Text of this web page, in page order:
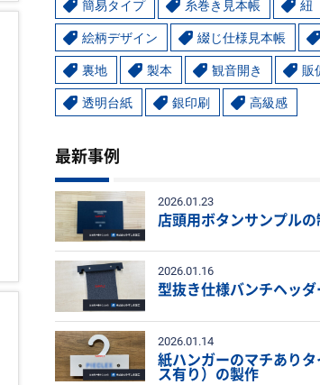
簡易タイプ 糸巻き見本帳 紐
絵柄デザイン 綴じ仕様見本帳
裏地 製本 観音開き 販
透明台紙 銀印刷 高級感
最新事例
2026.01.23
店頭用ボタンサンプル
2026.01.16
型抜き仕様バンチヘッ
2026.01.14
紙ハンガーのマチあり
ス有り）の製作